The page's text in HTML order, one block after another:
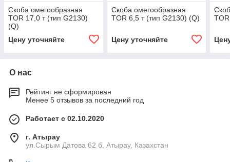
Скоба омегообразная
TOR 17,0 т (тип G2130)
(Q)
Цену уточняйте
Скоба омегообразная
TOR 6,5 т (тип G2130) (Q)
Цену уточняйте
О нас
Рейтинг не сформирован
Менее 5 отзывов за последний год
Работает с 02.10.2020
г. Атырау
ул.Сырым Датова 62 б, Атырау, Казахстан